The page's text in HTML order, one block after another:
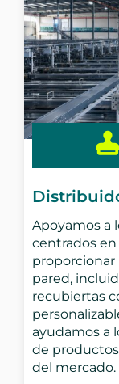
Apoyamos a
centrados
proporcionar
pared,
recubiertas
ayudamos a
de
del mercado.